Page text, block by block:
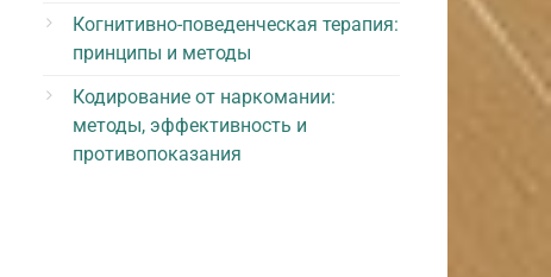
Когнитивно-поведенческая терапия:
принципы и методы
Кодирование от наркомании:
методы, эффективность и
противопоказания